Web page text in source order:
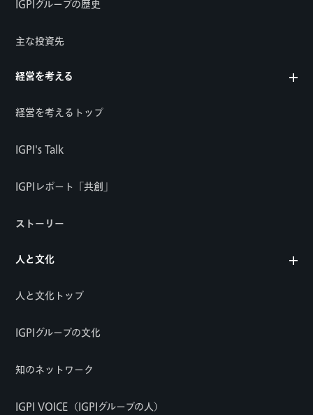
IGPIグループの歴史
主な投資先
経営を考える
経営を考えるトップ
IGPI's Talk
IGPIレポート「共創」
ストーリー
人と文化
人と文化トップ
IGPIグループの文化
知のネットワーク
IGPI VOICE（IGPIグループの人）